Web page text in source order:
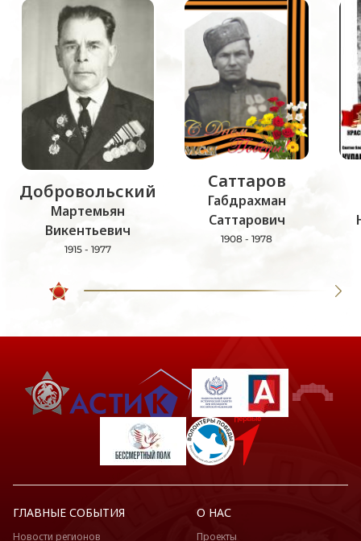
Добровольский
Мартемьян
Викентьевич
1915 - 1977
Саттаров
Габдрахман
Саттарович
1908 - 1978
ГЛАВНЫЕ СОБЫТИЯ
Новости регионов
О НАС
Проекты